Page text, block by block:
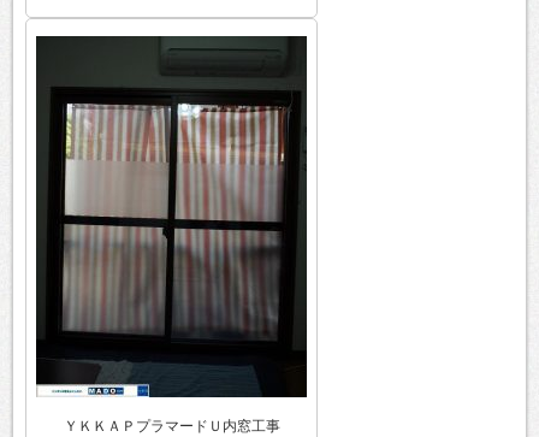
ＹＫＫＡＰプラマードＵ内窓工事